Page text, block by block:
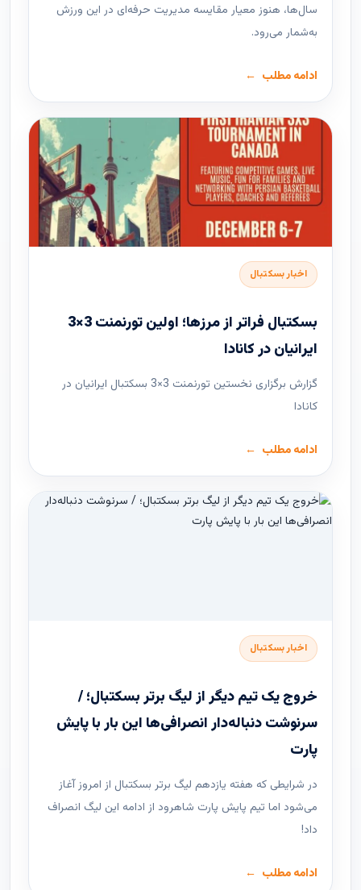
سال‌ها، هنوز معیار مقایسه مدیریت حرفه‌ای در این ورزش
به‌شمار می‌رود.
ادامه مطلب
اخبار بسکتبال
بسکتبال فراتر از مرزها؛ اولین تورنمنت 3×3
ایرانیان در کانادا
گزارش برگزاری نخستین تورنمنت 3×3 بسکتبال ایرانیان در
کانادا
ادامه مطلب
اخبار بسکتبال
خروج یک تیم دیگر از لیگ برتر بسکتبال؛ /
سرنوشت دنباله‌دار انصرافی‌ها این بار با پایش
پارت
در شرایطی که هفته یازدهم لیگ ‌برتر بسکتبال از امروز آغاز
می‌شود اما تیم پایش پارت شاهرود از ادامه این لیگ انصراف
داد!
ادامه مطلب